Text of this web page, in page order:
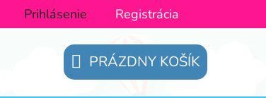
Prihlásenie Registrácia
NÁKUPNÝ
PRÁZDNY KOŠÍK